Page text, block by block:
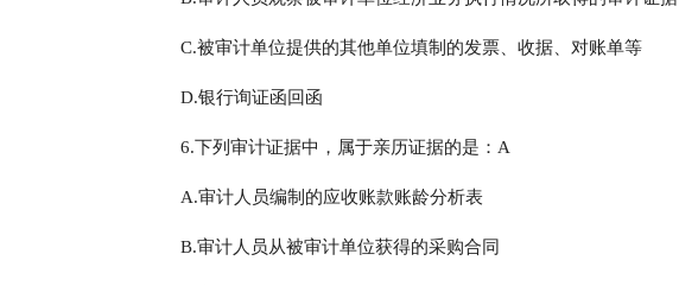
C.被审计单位提供的其他单位填制的发票、收据、对账单等
D.银行询证函回函
6.下列审计证据中，属于亲历证据的是：A
A.审计人员编制的应收账款账龄分析表
B.审计人员从被审计单位获得的采购合同